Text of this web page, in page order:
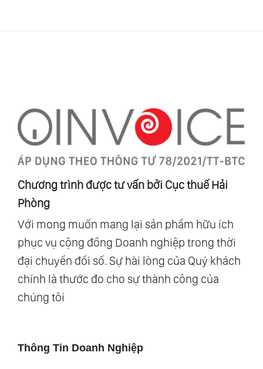
Chương trình được tư vấn bởi Cục thuế Hải
Phòng
Với mong muốn mang lại sản phẩm hữu ích
phục vụ cộng đồng Doanh nghiệp trong thời
đại chuyển đổi số. Sự hài lòng của Quý khách
chính là thước đo cho sự thành công của
chúng tôi
Thông Tin Doanh Nghiệp